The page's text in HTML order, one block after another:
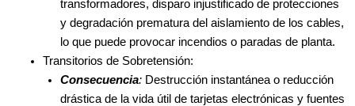
transformadores, disparo injustificado de protecciones
y degradación prematura del aislamiento de los cables,
lo que puede provocar incendios o paradas de planta.
Transitorios de Sobretensión:
Consecuencia:Destrucción instantánea o reducción
drástica de la vida útil de tarjetas electrónicas y fuentes